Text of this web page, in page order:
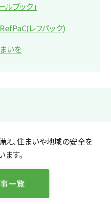
ブック」
レフパック)
いを
え、住まいや地域の安全を
す。
一覧